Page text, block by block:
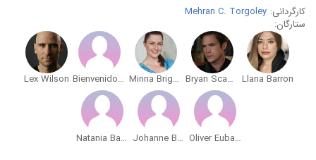
کارگردانی: Mehran C. Torgoley
ستارگان:
Llana Barron
Bryan Scamman
Minna Brighton
Bienvenido Colón
Lex Wilson
Oliver Eubanks
Johanne Barron
Natania Barron